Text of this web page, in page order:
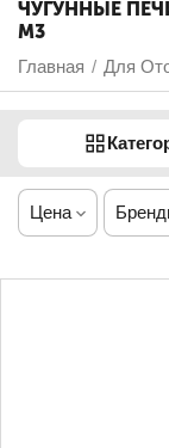
ЧУГУННЫЕ
М3
Главная / Для
Цена